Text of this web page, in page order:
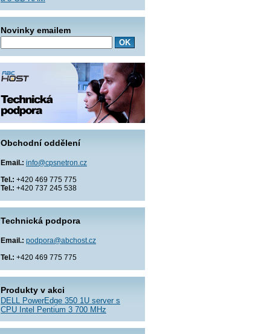
Novinky emailem
Obchodní oddělení
Email.: info@cpsnetron.cz
Tel.: +420 469 775 775
Tel.: +420 737 245 538
Technická podpora
Email.: podpora@abchost.cz
Tel.: +420 469 775 775
Produkty v akci
DELL PowerEdge 350 1U server s
CPU Intel Pentium 3 700 MHz